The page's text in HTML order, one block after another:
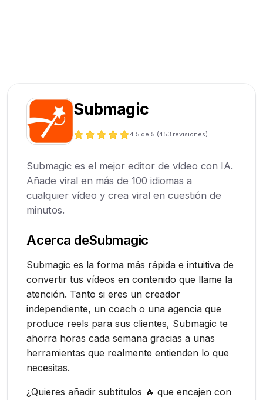
Submagic
4.5 de 5 (453 revisiones)
Submagic es el mejor editor de vídeo con IA.
Añade viral en más de 100 idiomas a
cualquier vídeo y crea viral en cuestión de
minutos.
Acerca deSubmagic
Submagic es la forma más rápida e intuitiva de
convertir tus vídeos en contenido que llame la
atención. Tanto si eres un creador
independiente, un coach o una agencia que
produce reels para sus clientes, Submagic te
ahorra horas cada semana gracias a unas
herramientas que realmente entienden lo que
necesitas.
¿Quieres añadir subtítulos 🔥 que encajen con